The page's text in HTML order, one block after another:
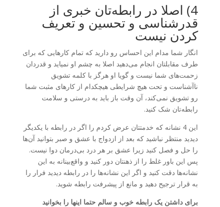
4) اصلا در رابطه‌تان خبری از
قدرشناسی و تحسین و تعریف
کردن نیست
انگار شما مدام این احساس رو دارید که تمام کارهایی که برای
طرف مقابلتان انجام می‌دهید اصلا به چشم او نمیاید و قدردان
زحمت‌های شما نیست و گویا او هرگز با کلمه تشویق
ناآشناست و تحت هیچ شرایطی هیچکدام از کارهای مثبت شما
رو تشویق نمی‌کند، آن وقت باز باید به درستی و سلامت
رابطه‌تان شک کنید.
این 4 نشانه که خدمتتان عرض کردم را اگر در رابطه با یکدیگر
دیدید منتظر نباشید که بعد از ازدواج با عشق و صبر بتوانید آن‌ها
را حل و فصل کنید زیرا عشق بر هر درد بی‌درمان دوا نیست.
پس این باور غلط را از ذهنتان دور کنید و واقع‌بینانه به این
نشانه‌ها دقت کنید و اگر این نشانه‌ها را در رابطه دیدید فرار را
به قرار ترجیح دهید و مانع از پیشرفت رابطه شوید.
برای داشتن یک رابطه خوب و سالم حتما اینها را بخوانید